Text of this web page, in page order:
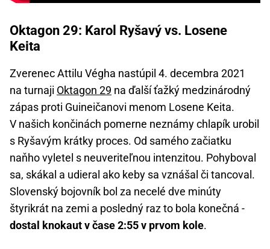
Oktagon 29: Karol Ryšavý vs. Losene
Keita
Zverenec Attilu Végha nastúpil 4. decembra 2021
na turnaji Oktagon 29 na ďalší ťažký medzinárodný
zápas proti Guineičanovi menom Losene Keita.
V našich končinách pomerne neznámy chlapík urobil
s Ryšavým krátky proces. Od samého začiatku
naňho vyletel s neuveriteľnou intenzitou. Pohyboval
sa, skákal a udieral ako keby sa vznášal či tancoval.
Slovenský bojovník bol za necelé dve minúty
štyrikrát na zemi a posledný raz to bola konečná -
dostal knokaut v čase 2:55 v prvom kole.